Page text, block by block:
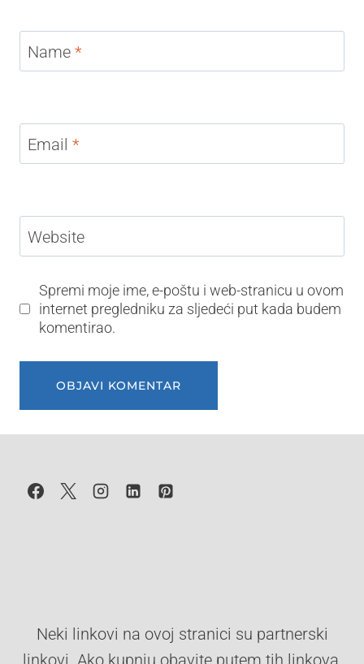
Name *
Email *
Website
Spremi moje ime, e-poštu i web-stranicu u ovom
internet pregledniku za sljedeći put kada budem
komentirao.
Neki linkovi na ovoj stranici su partnerski
linkovi. Ako kupnju obavite putem tih linkova,